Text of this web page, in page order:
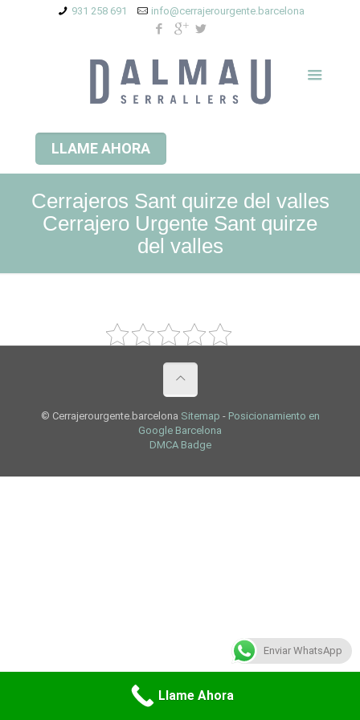
931 258 691 info@cerrajerourgente.barcelona
LLAME AHORA
Cerrajeros Sant quirze del valles
Cerrajero Urgente Sant quirze
del valles
© Cerrajerourgente.barcelona Sitemap - Posicionamiento en
Google Barcelona
DMCA Badge
Enviar WhatsApp
Llame Ahora